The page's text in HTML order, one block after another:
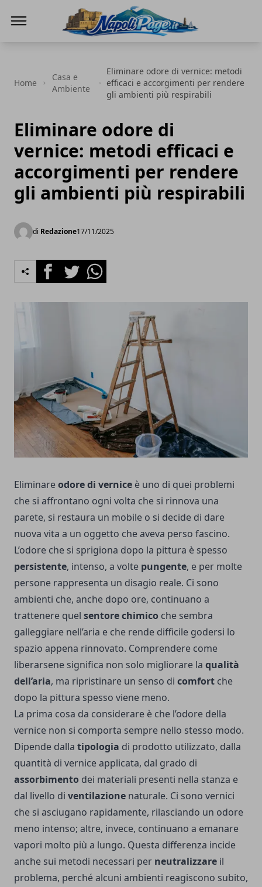
Home
Casa e
Ambiente
Eliminare odore di vernice: metodi
efficaci e accorgimenti per rendere
gli ambienti più respirabili
Eliminare odore di
vernice: metodi efficaci e
accorgimenti per rendere
gli ambienti più respirabili
di Redazione17/11/2025
FacebookTwitterWhatsapp
Eliminareodore di vernice è uno di quei problemi
che si affrontano ogni volta che si rinnova una
parete, si restaura un mobile o si decide di dare
nuova vita a un oggetto che aveva perso fascino.
L’odore che si sprigiona dopo la pittura è spesso
persistente, intenso, a volte pungente, e per molte
persone rappresenta un disagio reale. Ci sono
ambienti che, anche dopo ore, continuano a
trattenere quel sentore chimico che sembra
galleggiare nell’aria e che rende difficile godersi lo
spazio appena rinnovato. Comprendere come
liberarsene significa non solo migliorare la qualità
dell’aria, ma ripristinare un senso di comfort che
dopo la pittura spesso viene meno.
La prima cosa da considerare è che l’odore della
vernice non si comporta sempre nello stesso modo.
Dipende dalla tipologia di prodotto utilizzato, dalla
quantità di vernice applicata, dal grado di
assorbimento dei materiali presenti nella stanza e
dal livello di ventilazione naturale. Ci sono vernici
che si asciugano rapidamente, rilasciando un odore
meno intenso; altre, invece, continuano a emanare
vapori molto più a lungo. Questa differenza incide
anche sui metodi necessari per neutralizzare il
problema, perché alcuni ambienti reagiscono subito,